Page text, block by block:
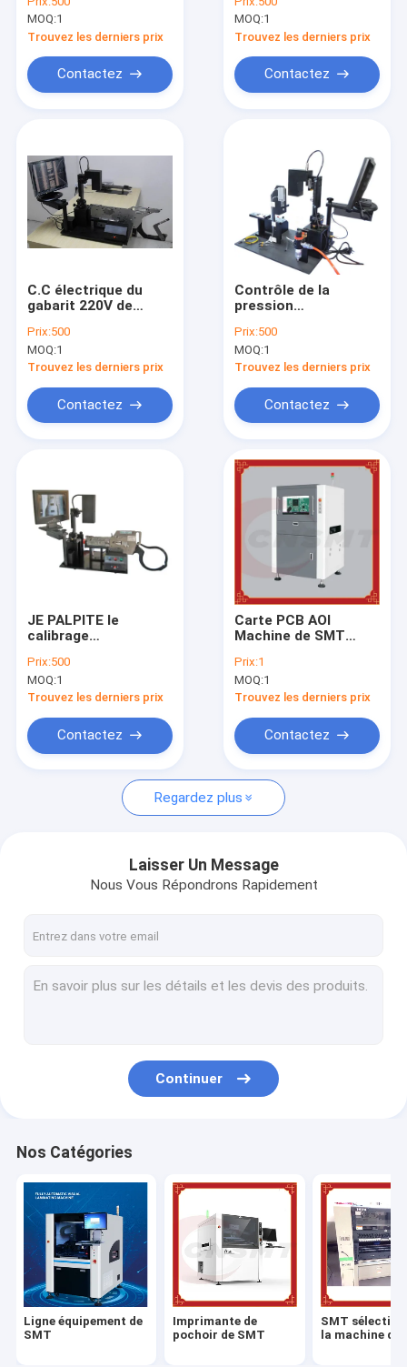
Produits
Au sujet de nous
Visite d'usine
Nouvelles
Ligne équipement de SMT
Imprimante de pochoir de SMT
Appareils de manutention de carte PCB
Porte-magazines de carte PCB
Chaîne de montage de SMD
Conducteur de SMT
Calibrage de conducteur de SMT
Pièces de rechange de SMT
Conducteur de Samsung
conducteur de FUJI
CP6 CP7 SMT
MOQ:1
Trouvez les derniers prix
Contactez
conducteur de
CM202 CM201 SMT
MOQ:1
Trouvez les derniers prix
Contactez
C.C électrique du
gabarit 220V de
conducteur de FUJI
NXT SMT pour la
machine de transfert
Prix:500
MOQ:1
Trouvez les derniers prix
Contactez
Contrôle de la
pression
SMT de conducteur
de Sanyo de gabarit
pneumatique de
Prix:500
MOQ:1
Trouvez les derniers prix
Contactez
JE PALPITE le
calibrage
conducteur de SMT
pour l'affichage à LED
Prix:500
MOQ:1
Trouvez les derniers prix
Contactez
Carte PCB AOI
Machine de SMT
intégrée en ligne de
systèmes
d'inspection 2D
Prix:1
MOQ:1
Trouvez les derniers prix
Contactez
Regardez plus
Laisser Un Message
Nous Vous Répondrons Rapidement
Continuer
Nos Catégories
Ligne équipement de
SMT
Imprimante de
pochoir de SMT
SMT
la machine